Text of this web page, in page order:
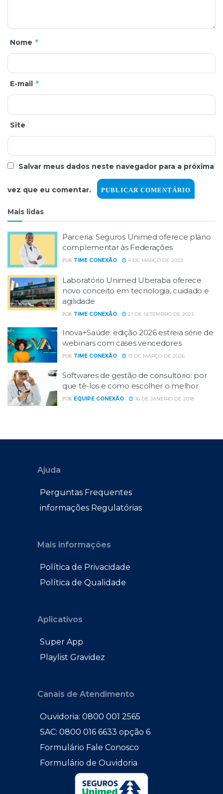
Nome *
E-mail *
Site
Salvar meus dados neste navegador para a próxima
vez que eu comentar.
Mais lidas
Parceria: Seguros Unimed oferece plano
complementar às Federações
POR TIME CONEXÃO 4 DE MARÇO DE 2022
Laboratório Unimed Uberaba oferece
novo conceito em tecnologia, cuidado e
agilidade
POR TIME CONEXÃO 21 DE SETEMBRO DE 2023
Inova+Saúde: edição 2026 estreia série de
webinars com cases vencedores
POR TIME CONEXÃO 13 DE MARÇO DE 2026
Softwares de gestão de consultório: por
que tê-los e como escolher o melhor
POR EQUIPE CONEXÃO 16 DE JANEIRO DE 2018
Ajuda
Perguntas Frequentes
informações Regulatórias
Mais informações
Política de Privacidade
Política de Qualidade
Aplicativos
Super App
Playlist Gravidez
Canais de Atendimento
Ouvidoria: 0800 001 2565
SAC: 0800 016 6633 opção 6
Formulário Fale Conosco
Formulário de Ouvidoria